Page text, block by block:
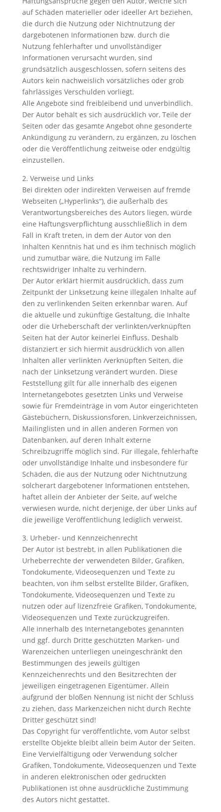
auf Schäden materieller oder ideeller Art beziehen,
die durch die Nutzung oder Nichtnutzung der
dargebotenen Informationen bzw. durch die
Nutzung fehlerhafter und unvollständiger
Informationen verursacht wurden, sind
grundsätzlich ausgeschlossen, sofern seitens des
Autors kein nachweislich vorsätzliches oder grob
fahrlässiges Verschulden vorliegt.
Alle Angebote sind freibleibend und unverbindlich.
Der Autor behält es sich ausdrücklich vor, Teile der
Seiten oder das gesamte Angebot ohne gesonderte
Ankündigung zu verändern, zu ergänzen, zu löschen
oder die Veröffentlichung zeitweise oder endgültig
einzustellen.
2. Verweise und Links
Bei direkten oder indirekten Verweisen auf fremde
Webseiten („Hyperlinks“), die außerhalb des
Verantwortungsbereiches des Autors liegen, würde
eine Haftungsverpflichtung ausschließlich in dem
Fall in Kraft treten, in dem der Autor von den
Inhalten Kenntnis hat und es ihm technisch möglich
und zumutbar wäre, die Nutzung im Falle
rechtswidriger Inhalte zu verhindern.
Der Autor erklärt hiermit ausdrücklich, dass zum
Zeitpunkt der Linksetzung keine illegalen Inhalte auf
den zu verlinkenden Seiten erkennbar waren. Auf
die aktuelle und zukünftige Gestaltung, die Inhalte
oder die Urheberschaft der verlinkten/verknüpften
Seiten hat der Autor keinerlei Einfluss. Deshalb
distanziert er sich hiermit ausdrücklich von allen
Inhalten aller verlinkten /verknüpften Seiten, die
nach der Linksetzung verändert wurden. Diese
Feststellung gilt für alle innerhalb des eigenen
Internetangebotes gesetzten Links und Verweise
sowie für Fremdeinträge in vom Autor eingerichteten
Gästebüchern, Diskussionsforen, Linkverzeichnissen,
Mailinglisten und in allen anderen Formen von
Datenbanken, auf deren Inhalt externe
Schreibzugriffe möglich sind. Für illegale, fehlerhafte
oder unvollständige Inhalte und insbesondere für
Schäden, die aus der Nutzung oder Nichtnutzung
solcherart dargebotener Informationen entstehen,
haftet allein der Anbieter der Seite, auf welche
verwiesen wurde, nicht derjenige, der über Links auf
die jeweilige Veröffentlichung lediglich verweist.
3. Urheber- und Kennzeichenrecht
Der Autor ist bestrebt, in allen Publikationen die
Urheberrechte der verwendeten Bilder, Grafiken,
Tondokumente, Videosequenzen und Texte zu
beachten, von ihm selbst erstellte Bilder, Grafiken,
Tondokumente, Videosequenzen und Texte zu
nutzen oder auf lizenzfreie Grafiken, Tondokumente,
Videosequenzen und Texte zurückzugreifen.
Alle innerhalb des Internetangebotes genannten
und ggf. durch Dritte geschützten Marken- und
Warenzeichen unterliegen uneingeschränkt den
Bestimmungen des jeweils gültigen
Kennzeichenrechts und den Besitzrechten der
jeweiligen eingetragenen Eigentümer. Allein
aufgrund der bloßen Nennung ist nicht der Schluss
zu ziehen, dass Markenzeichen nicht durch Rechte
Dritter geschützt sind!
Das Copyright für veröffentlichte, vom Autor selbst
erstellte Objekte bleibt allein beim Autor der Seiten.
Eine Vervielfältigung oder Verwendung solcher
Grafiken, Tondokumente, Videosequenzen und Texte
in anderen elektronischen oder gedruckten
Publikationen ist ohne ausdrückliche Zustimmung
des Autors nicht gestattet.